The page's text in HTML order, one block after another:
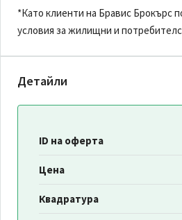
*Като клиенти на Бравис Брокърс
условия за жилищни и
Детайли
ID на оферта
Цена
Квадратура